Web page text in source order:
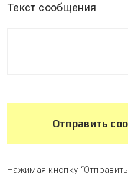
Текст сообщения
Отправить
Нажимая кнопку